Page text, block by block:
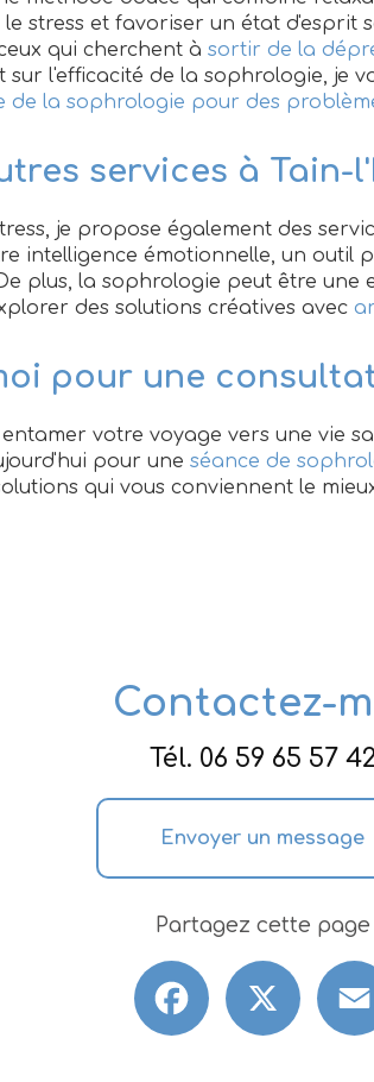
stress et favoriser un état d'esprit
qui cherchent à sortir de la
sur l'efficacité de la sophrologie, je
de la sophrologie pour des
services à Tain-
je propose également des
intelligence émotionnelle, un outil
plus, la sophrologie peut être une
des solutions créatives avec
pour une
votre voyage vers une vie
pour une séance de
qui vous conviennent le
Contactez-
Tél. 06 59 65 57 42
Envoyer un message
Partagez cette page
Facebook